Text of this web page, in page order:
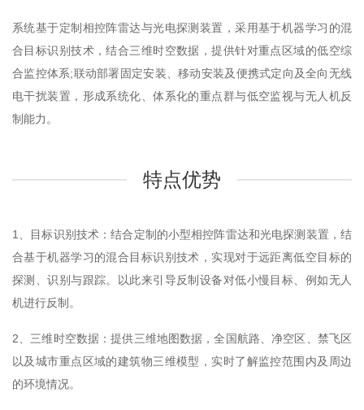
系统基于定制相控阵雷达与光电探测装置，采用基于机器学习的混
合目标识别技术，结合三维时空数据，提供针对重点区域的低空综
合监控体系;联动部署固定安装、移动安装及便携式定向及全向无线
电干扰装置，形成系统化、体系化的重点群与低空监视与无人机反
制能力。
特点优势
1、目标识别技术：结合定制的小型相控阵雷达和光电探测装置，结
合基于机器学习的混合目标识别技术，实现对于远距离低空目标的
探测、识别与跟踪。以此来引导反制设备对低小慢目标、例如无人
机进行反制。
2、三维时空数据：提供三维地图数据，全国航路、净空区、禁飞区
以及城市重点区域的建筑物三维模型，实时了解监控范围内及周边
的环境情况。